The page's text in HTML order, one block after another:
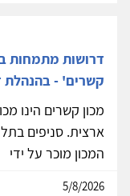
דרושות מתמחות
קשרים' - בהנהלת
מכון קשרים הינו
ארצית. סניפים
המכון מוכר על ידי
5/8/2026